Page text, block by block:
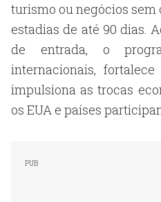
turismo ou negócios
estadias de até 90 dias.
de entrada, o
internacionais,
impulsiona as trocas
os EUA e países